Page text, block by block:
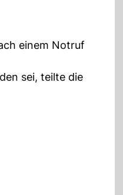
einem Notruf
sei, teilte die